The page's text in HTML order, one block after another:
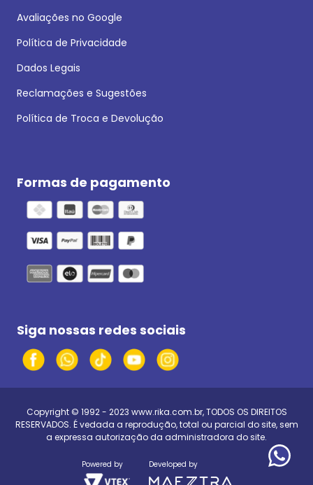
Avaliações no Google
Política de Privacidade
Dados Legais
Reclamações e Sugestões
Política de Troca e Devolução
Formas de pagamento
Siga nossas redes sociais
Copyright © 1992 - 2023 www.rika.com.br, TODOS OS DIREITOS
RESERVADOS. É vedada a reprodução, total ou parcial do site, sem
a expressa autorização da administradora do site.
Powered by Developed by